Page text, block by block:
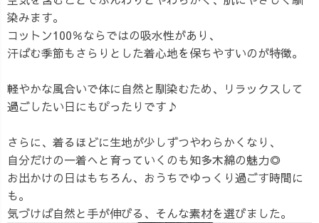
染みます。
コットン100％ならではの吸水性があり、
汗ばむ季節もさらりとした着心地を保ちやすいのが特徴。
軽やかな風合いで体に自然と馴染むため、リラックスして
過ごしたい日にもぴったりです♪
さらに、着るほどに生地が少しずつやわらかくなり、
自分だけの一着へと育っていくのも知多木綿の魅力◎
お出かけの日はもちろん、おうちでゆっくり過ごす時間に
も。
気づけば自然と手が伸びる、そんな素材を選びました。